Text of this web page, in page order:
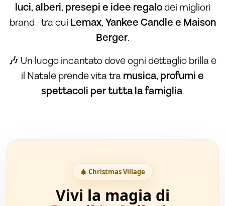
luci, alberi, presepi e idee regalodei migliori
brand - tra cui Lemax, Yankee Candle e Maison
Berger.
🎶 Un luogo incantato dove ogni dettaglio brilla e
il Natale prende vita tra musica, profumi e
spettacoli per tutta la famiglia.